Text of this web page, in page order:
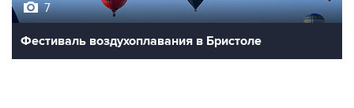
7
Фестиваль воздухоплавания в Бристоле